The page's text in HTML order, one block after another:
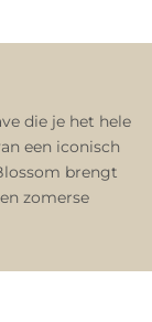
die je het hele
een iconisch
brengt
zomerse